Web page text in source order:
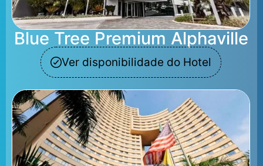
Blue Tree Premium Alphaville
Ver disponibilidade do Hotel